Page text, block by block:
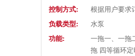
控制方式:
根据用户要求
负载类型:
水泵
功能:
一拖一、一拖
拖 四等循环